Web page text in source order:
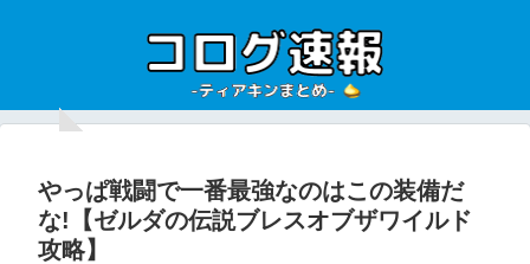
やっぱ戦闘で一番最強なのはこの装備だ
な!【ゼルダの伝説ブレスオブザワイルド
攻略】